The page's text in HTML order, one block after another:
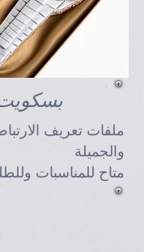
ملفات تعريف
والجميلة
متاح للمناسبات